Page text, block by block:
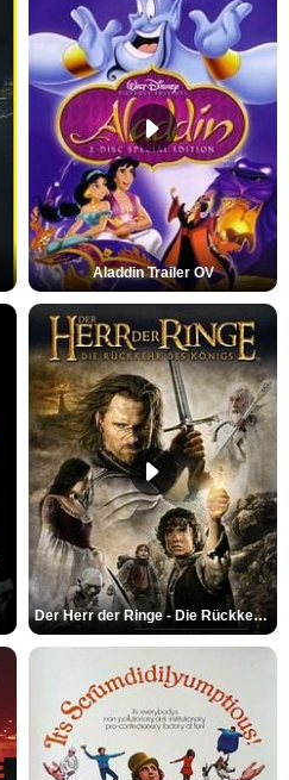
Aladdin Trailer OV
Der Herr der Ringe - Die Rückkehr des Königs Trailer OV